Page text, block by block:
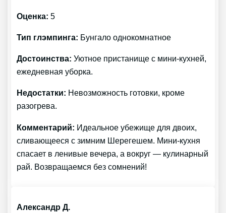
Оценка: 5
Тип глэмпинга: Бунгало однокомнатное
Достоинства: Уютное пристанище с мини-кухней,
ежедневная уборка.
Недостатки: Невозможность готовки, кроме
разогрева.
Комментарий: Идеальное убежище для двоих,
сливающееся с зимним Шерегешем. Мини-кухня
спасает в ленивые вечера, а вокруг — кулинарный
рай. Возвращаемся без сомнений!
Александр Д.